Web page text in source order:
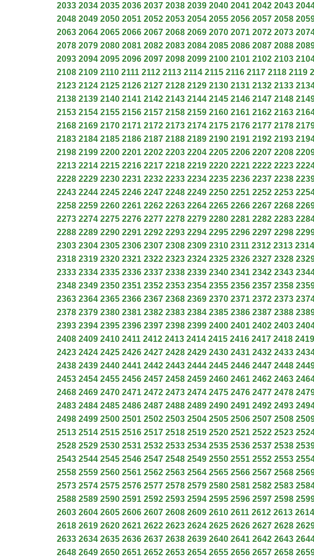
2033 2034 2035 2036 2037 2038 2039 2040 2041 2042 2043
2048 2049 2050 2051 2052 2053 2054 2055 2056 2057 2058
2063 2064 2065 2066 2067 2068 2069 2070 2071 2072 2073
2078 2079 2080 2081 2082 2083 2084 2085 2086 2087 2088
2093 2094 2095 2096 2097 2098 2099 2100 2101 2102 2103
2108 2109 2110 2111 2112 2113 2114 2115 2116 2117 2118 2119
2123 2124 2125 2126 2127 2128 2129 2130 2131 2132 2133
2138 2139 2140 2141 2142 2143 2144 2145 2146 2147 2148
2153 2154 2155 2156 2157 2158 2159 2160 2161 2162 2163
2168 2169 2170 2171 2172 2173 2174 2175 2176 2177 2178
2183 2184 2185 2186 2187 2188 2189 2190 2191 2192 2193
2198 2199 2200 2201 2202 2203 2204 2205 2206 2207 2208
2213 2214 2215 2216 2217 2218 2219 2220 2221 2222 2223
2228 2229 2230 2231 2232 2233 2234 2235 2236 2237 2238
2243 2244 2245 2246 2247 2248 2249 2250 2251 2252 2253
2258 2259 2260 2261 2262 2263 2264 2265 2266 2267 2268
2273 2274 2275 2276 2277 2278 2279 2280 2281 2282 2283
2288 2289 2290 2291 2292 2293 2294 2295 2296 2297 2298
2303 2304 2305 2306 2307 2308 2309 2310 2311 2312 2313 2314
2318 2319 2320 2321 2322 2323 2324 2325 2326 2327 2328
2333 2334 2335 2336 2337 2338 2339 2340 2341 2342 2343
2348 2349 2350 2351 2352 2353 2354 2355 2356 2357 2358
2363 2364 2365 2366 2367 2368 2369 2370 2371 2372 2373
2378 2379 2380 2381 2382 2383 2384 2385 2386 2387 2388
2393 2394 2395 2396 2397 2398 2399 2400 2401 2402 2403
2408 2409 2410 2411 2412 2413 2414 2415 2416 2417 2418 2419
2423 2424 2425 2426 2427 2428 2429 2430 2431 2432 2433
2438 2439 2440 2441 2442 2443 2444 2445 2446 2447 2448
2453 2454 2455 2456 2457 2458 2459 2460 2461 2462 2463
2468 2469 2470 2471 2472 2473 2474 2475 2476 2477 2478
2483 2484 2485 2486 2487 2488 2489 2490 2491 2492 2493
2498 2499 2500 2501 2502 2503 2504 2505 2506 2507 2508
2513 2514 2515 2516 2517 2518 2519 2520 2521 2522 2523
2528 2529 2530 2531 2532 2533 2534 2535 2536 2537 2538
2543 2544 2545 2546 2547 2548 2549 2550 2551 2552 2553
2558 2559 2560 2561 2562 2563 2564 2565 2566 2567 2568
2573 2574 2575 2576 2577 2578 2579 2580 2581 2582 2583
2588 2589 2590 2591 2592 2593 2594 2595 2596 2597 2598
2603 2604 2605 2606 2607 2608 2609 2610 2611 2612 2613 2614
2618 2619 2620 2621 2622 2623 2624 2625 2626 2627 2628
2633 2634 2635 2636 2637 2638 2639 2640 2641 2642 2643
2648 2649 2650 2651 2652 2653 2654 2655 2656 2657 2658